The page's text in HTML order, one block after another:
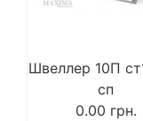
Швеллер 10П
сп
0.00 грн.